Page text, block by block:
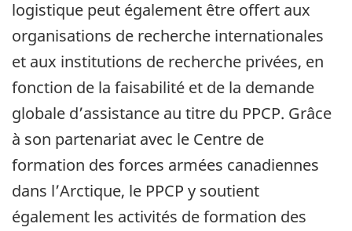
logistique peut également être offert aux
organisations de recherche internationales
et aux institutions de recherche privées, en
fonction de la faisabilité et de la demande
globale d’assistance au titre du PPCP. Grâce
à son partenariat avec le Centre de
formation des forces armées canadiennes
dans l’Arctique, le PPCP y soutient
également les activités de formation des